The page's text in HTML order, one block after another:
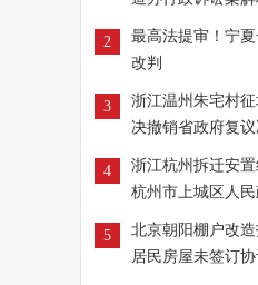
2
最高法提审！宁
改判
3
浙江温州朱宅村
决撤销省政府复
4
浙江杭州拆迁安
杭州市上城区人
5
北京朝阳棚户改
居民房屋未签订